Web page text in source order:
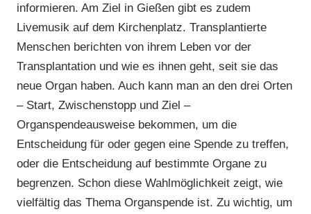
informieren. Am Ziel in Gießen gibt es zudem
Livemusik auf dem Kirchenplatz. Transplantierte
Menschen berichten von ihrem Leben vor der
Transplantation und wie es ihnen geht, seit sie das
neue Organ haben. Auch kann man an den drei Orten
– Start, Zwischenstopp und Ziel –
Organspendeausweise bekommen, um die
Entscheidung für oder gegen eine Spende zu treffen,
oder die Entscheidung auf bestimmte Organe zu
begrenzen. Schon diese Wahlmöglichkeit zeigt, wie
vielfältig das Thema Organspende ist. Zu wichtig, um